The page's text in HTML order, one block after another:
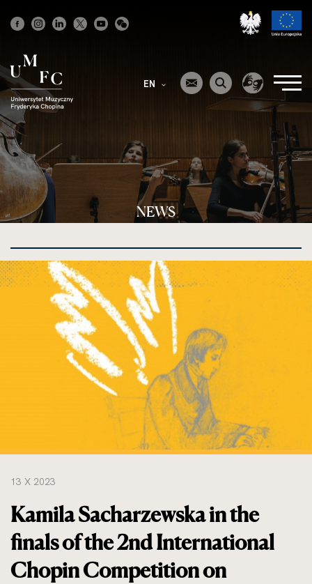
główna
EN
NEWS
kliknięcie
spowoduje
powiększenie
zdjęcia
rozmiarów
oryginalnych
13 X 2023
Kamila Sacharzewska in the
finals of the 2nd International
Chopin Competition on